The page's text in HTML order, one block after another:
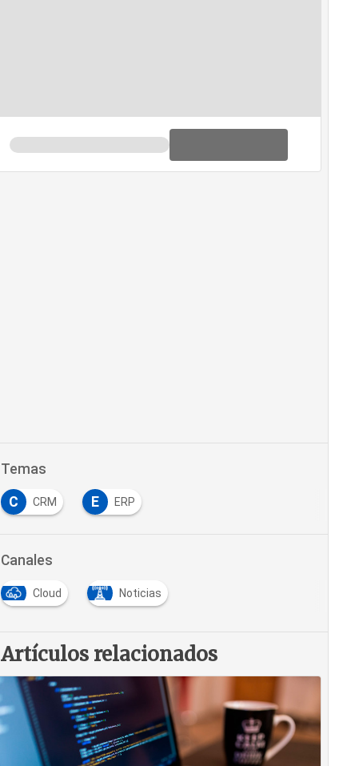
Temas
C CRM E ERP
Canales
Cloud Noticias
Artículos relacionados